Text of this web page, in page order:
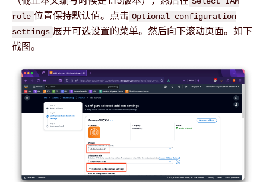
role 位置保持默认值。点击 Optional configuration
settings 展开可选设置的菜单。然后向下滚动页面。如下
截图。